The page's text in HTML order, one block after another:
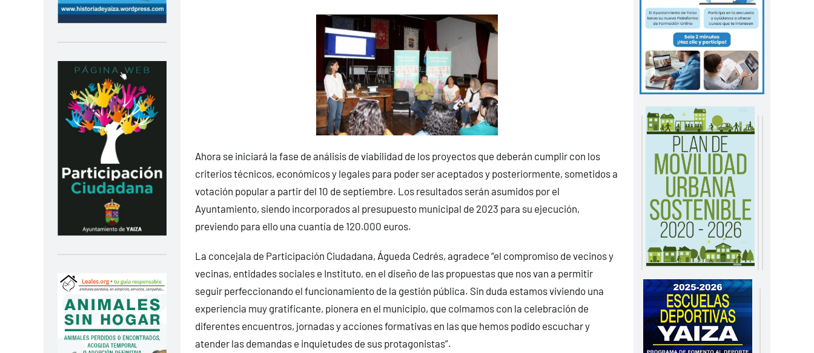
Ahora se iniciará la fase de análisis de viabilidad de los proyectos que deberán cumplir con los
criterios técnicos, económicos y legales para poder ser aceptados y posteriormente, sometidos a
votación popular a partir del 10 de septiembre. Los resultados serán asumidos por el
Ayuntamiento, siendo incorporados al presupuesto municipal de 2023 para su ejecución,
previendo para ello una cuantía de 120.000 euros.
La concejala de Participación Ciudadana, Águeda Cedrés, agradece “el compromiso de vecinos y
vecinas, entidades sociales e Instituto, en el diseño de las propuestas que nos van a permitir
seguir perfeccionando el funcionamiento de la gestión pública. Sin duda estamos viviendo una
experiencia muy gratificante, pionera en el municipio, que colmamos con la celebración de
diferentes encuentros, jornadas y acciones formativas en las que hemos podido escuchar y
atender las demandas e inquietudes de sus protagonistas”.